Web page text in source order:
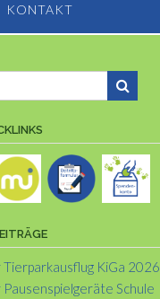
KONTAKT
Tierparkausflug KiGa 2026
Pausenspielgeräte Schule